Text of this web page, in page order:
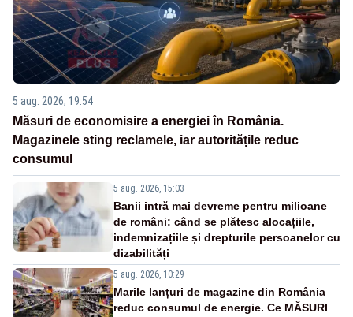
5 aug. 2026, 19:54
Măsuri de economisire a energiei în România.
Magazinele sting reclamele, iar autoritățile reduc
consumul
5 aug. 2026, 15:03
Banii intră mai devreme pentru milioane
de români: când se plătesc alocațiile,
indemnizațiile și drepturile persoanelor cu
dizabilități
5 aug. 2026, 10:29
Marile lanțuri de magazine din România
reduc consumul de energie. Ce MĂSURI